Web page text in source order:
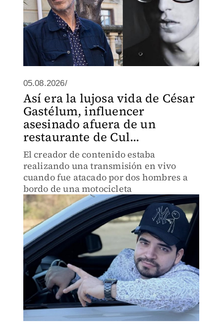
05.08.2026/
Así era la lujosa vida de César
Gastélum, influencer
asesinado afuera de un
restaurante de Cul...
El creador de contenido estaba
realizando una transmisión en vivo
cuando fue atacado por dos hombres a
bordo de una motocicleta